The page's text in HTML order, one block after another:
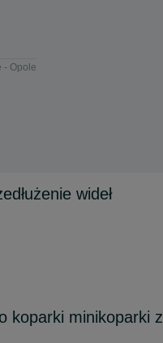
- Opole
wideł
koparki minikoparki z